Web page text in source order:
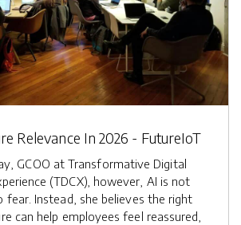
Relevance In 2026 - FutureIoT
GCOO at Transformative Digital
(TDCX), however, AI is not
fear. Instead, she believes the right
can help employees feel reassured,